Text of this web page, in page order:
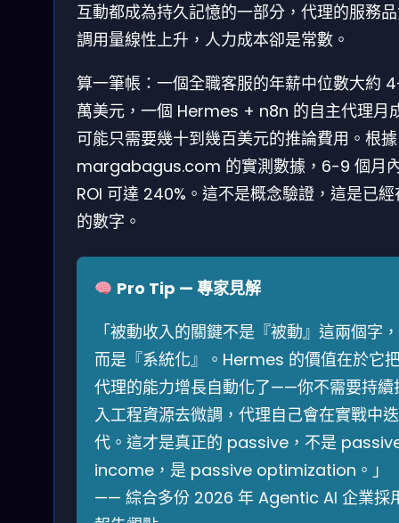
互動都成為持久記憶的一部分，代理的服務
調用量線性上升，人力成本卻是常數。
算一筆帳：一個全職客服的年薪中位數大約
萬美元，一個 Hermes + n8n 的自主代理月
可能只需要幾十到幾百美元的推論費用。根據
margabagus.com 的實測數據，6-9 個月
ROI 可達 240%。這不是概念驗證，這是已
的數字。
Pro Tip — 專家見解
「被動收入的關鍵不是『被動』這兩個字，
而是『系統化』。Hermes 的價值在於它
代理的能力增長自動化了——你不需要持續
入工程資源去微調，代理自己會在實戰中迭
代。這才是真正的 passive，不是
income，是 passive optimization。」
—— 綜合多份 2026 年 Agentic AI 企業採